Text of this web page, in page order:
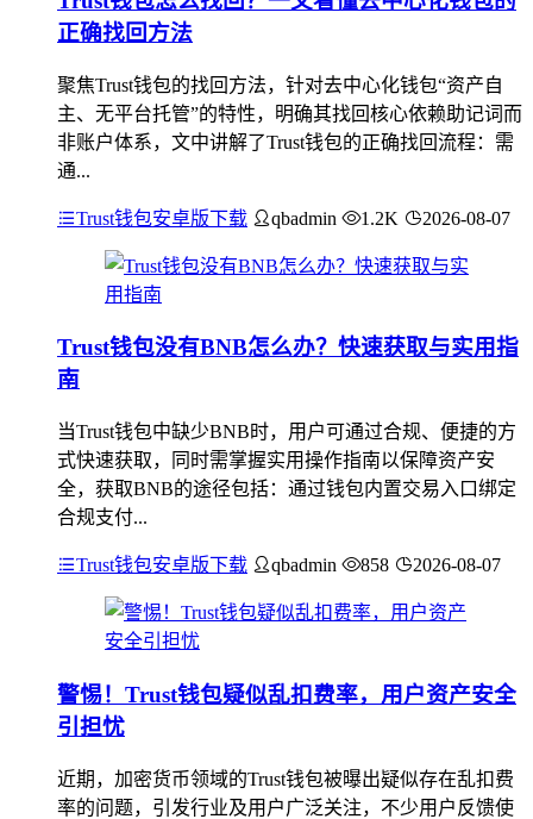
正确找回方法
聚焦Trust钱包的找回方法，针对去中心化钱包“资产自
主、无平台托管”的特性，明确其找回核心依赖助记词而
非账户体系，文中讲解了Trust钱包的正确找回流程：需
通...
Trust钱包安卓版下载 qbadmin 1.2K 2026-08-07
Trust钱包没有BNB怎么办？快速获取与实用指
南
当Trust钱包中缺少BNB时，用户可通过合规、便捷的方
式快速获取，同时需掌握实用操作指南以保障资产安
全，获取BNB的途径包括：通过钱包内置交易入口绑定
合规支付...
Trust钱包安卓版下载 qbadmin 858 2026-08-07
警惕！Trust钱包疑似乱扣费率，用户资产安全
引担忧
近期，加密货币领域的Trust钱包被曝出疑似存在乱扣费
率的问题，引发行业及用户广泛关注，不少用户反馈使